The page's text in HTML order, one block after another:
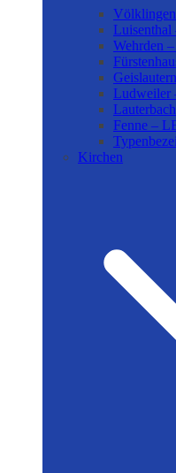
Wehrden
Fenne –
Kirchen